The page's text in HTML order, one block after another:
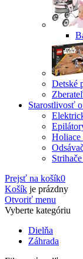
Detské
Starostlivosť
Holiace
Prejsť na košík0
Košík je prázdny
Otvoriť menu
Vyberte kategóriu
Dielňa
Záhrada